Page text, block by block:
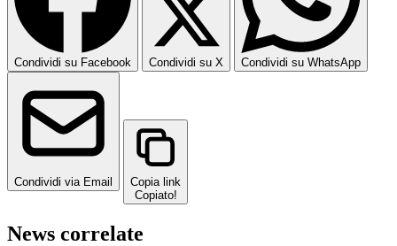
Condividi su Facebook Condividi su X Condividi su WhatsApp
Condividi via Email
Copia link
Copiato!
News correlate